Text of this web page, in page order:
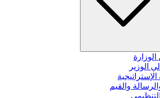
الوزير
الإستراتيجية
والقيم